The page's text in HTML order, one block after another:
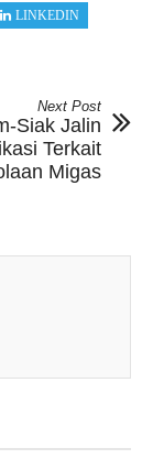
LINKEDIN
Next Post
Siak Jalin
Terkait
Migas